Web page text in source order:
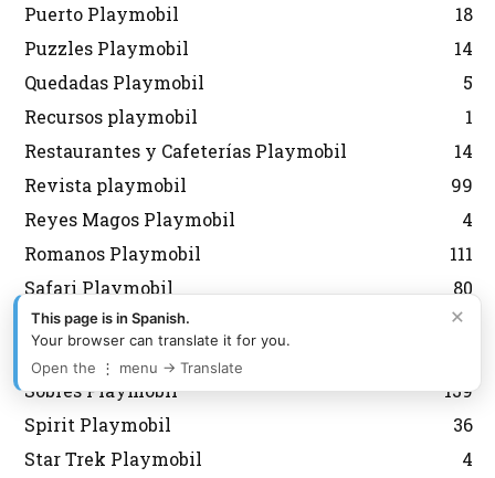
Puerto Playmobil
18
Puzzles Playmobil
14
Quedadas Playmobil
5
Recursos playmobil
1
Restaurantes y Cafeterías Playmobil
14
Revista playmobil
99
Reyes Magos Playmobil
4
Romanos Playmobil
111
Safari Playmobil
80
Servicios urbanos
23
Sobres Playmobil
139
Spirit Playmobil
36
Star Trek Playmobil
4
×
This page is in Spanish.
Your browser can translate it for you.
Open the ⋮ menu → Translate